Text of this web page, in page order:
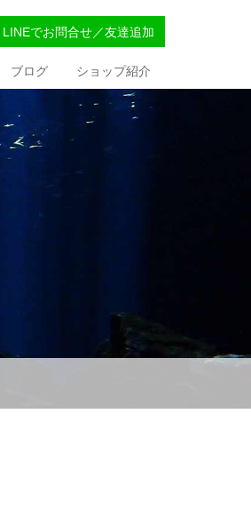
LINEでお問合せ／友達追加
ブログ ショップ紹介